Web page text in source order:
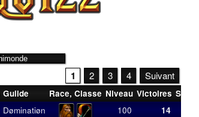
1 2 3 4 Suivant
Guilde Race, Classe Niveau Victoires Score
Døminatiøn 100 14